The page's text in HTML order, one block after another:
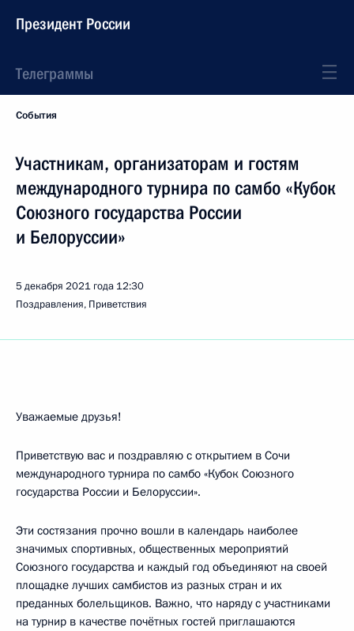
Президент России
Телеграммы
События
Участникам, организаторам и гостям
международного турнира по самбо «Кубок
Союзного государства России
и Белоруссии»
5 декабря 2021 года 12:30
Поздравления, Приветствия
Уважаемые друзья!
Приветствую вас и поздравляю с открытием в Сочи
международного турнира по самбо «Кубок Союзного
государства России и Белоруссии».
Эти состязания прочно вошли в календарь наиболее
значимых спортивных, общественных мероприятий
Союзного государства и каждый год объединяют на своей
площадке лучших самбистов из разных стран и их
преданных болельщиков. Важно, что наряду с участниками
на турнир в качестве почётных гостей приглашаются